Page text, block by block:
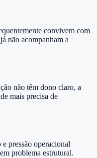
convivem com
não acompanham a
não têm dono claro, a
mais precisa de
pressão operacional
problema estrutural.